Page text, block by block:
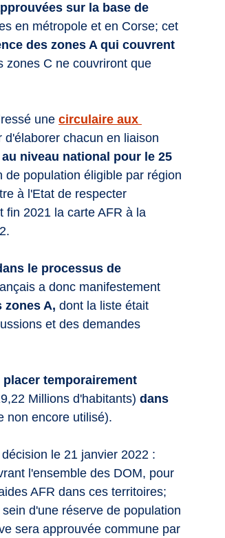
sur la base de
en métropole et en Corse; cet
des zones A qui couvrent
zones C ne couvriront que
une circulaire aux
d'élaborer chacun en liaison
niveau national pour le 25
population éligible par région
à l'Etat de respecter
fin 2021 la carte AFR à la
le processus de
a donc manifestement
zones A, dont la liste était
et des demandes
placer temporairement
Millions d'habitants) dans
non encore utilisé).
le 21 janvier 2022 :
l'ensemble des DOM, pour
AFR dans ces territoires;
sein d'une réserve de population
sera approuvée commune par